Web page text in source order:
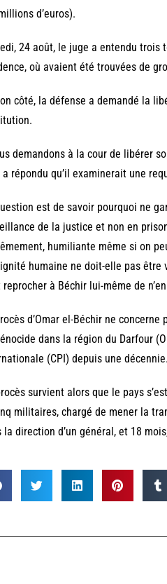
d’euros).
24 août, le juge a entendu
où avaient été trouvées de
côté, la défense a demandé la
demandons à la cour de libérer
répondu qu’il examinerait une
est de savoir pourquoi ne
de la justice et non en
humiliante même si on
humaine ne doit-elle pas être
reprocher à Béchir lui-même de
d’Omar el-Béchir ne
dans la région du Darfour
(CPI) depuis une décennie.
survient alors que le pays
militaires, chargé de mener la
la direction d’un général, et 18